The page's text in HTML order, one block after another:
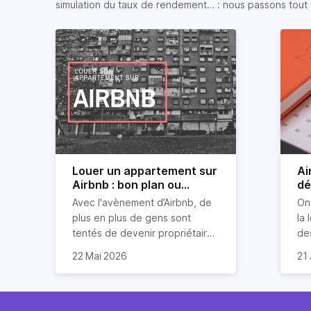
simulation du taux de rendement… : nous passons tout
Louer un appartement sur
Airbnb : bon plan ou
mauvaise idée
Avec l'avènement d’Airbnb, de
plus en plus de gens sont
tentés de devenir propriétaires
Paris qui sont des meublés
22 Mai 2026
la
21